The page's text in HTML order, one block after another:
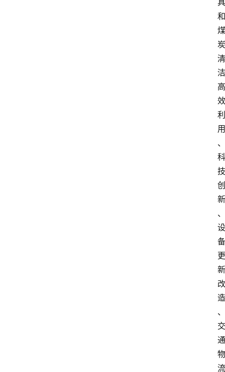
具
和
煤
炭
清
洁
高
效
利
用
、
科
技
创
新
、
设
备
更
新
改
造
、
交
通
物
流